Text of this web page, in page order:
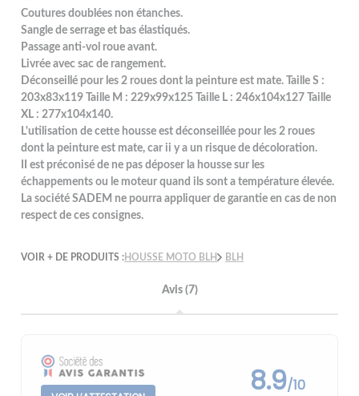
Coutures doublées non étanches.
Sangle de serrage et bas élastiqués.
Passage anti-vol roue avant.
Livrée avec sac de rangement.
Déconseillé pour les 2 roues dont la peinture est mate. Taille S :
203x83x119 Taille M : 229x99x125 Taille L : 246x104x127 Taille
XL : 277x104x140.
L'utilisation de cette housse est déconseillée pour les 2 roues
dont la peinture est mate, car ii y a un risque de décoloration.
II est préconisé de ne pas déposer la housse sur les
échappements ou le moteur quand ils sont a température élevée.
La société SADEM ne pourra appliquer de garantie en cas de non
respect de ces consignes.
VOIR + DE PRODUITS :HOUSSE MOTO BLH BLH
Avis (7)
8.9/10